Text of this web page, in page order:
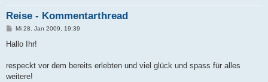
Reise - Kommentarthread
B
i
a
Mi 28. Jan 2009, 19:39
Hallo Ihr!
respeckt vor dem bereits erlebten und viel glück und spass für alles
weitere!